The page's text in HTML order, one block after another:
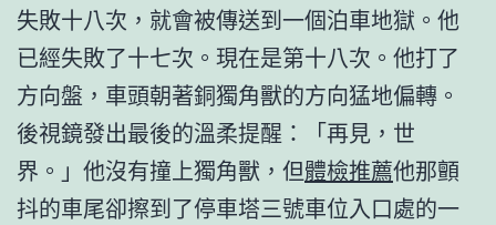
失敗十八次，就會被傳送到一個泊車地獄。他
已經失敗了十七次。現在是第十八次。他打了
方向盤，車頭朝著銅獨角獸的方向猛地偏轉。
後視鏡發出最後的溫柔提醒：「再見，世
界。」他沒有撞上獨角獸，但體檢推薦他那顫
抖的車尾卻擦到了停車塔三號車位入口處的一